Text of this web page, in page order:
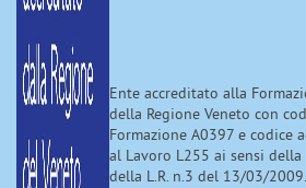
Ente accreditato alla
della Regione Veneto con
Formazione A0397 e codice
al Lavoro L255 ai sensi della
della L.R. n.3 del 13/03/2009.